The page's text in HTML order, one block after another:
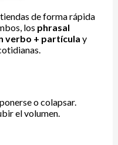
de forma rápida
los phrasal
verbo + partícula y
o colapsar.
el volumen.